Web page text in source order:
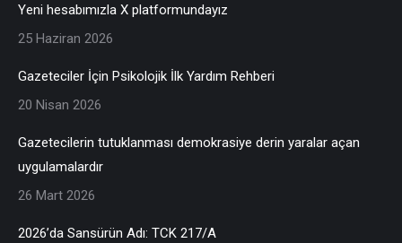
Yeni hesabımızla X platformundayız
25 Haziran 2026
Gazeteciler İçin Psikolojik İlk Yardım Rehberi
20 Nisan 2026
Gazetecilerin tutuklanması demokrasiye derin yaralar açan
uygulamalardır
26 Mart 2026
2026’da Sansürün Adı: TCK 217/A